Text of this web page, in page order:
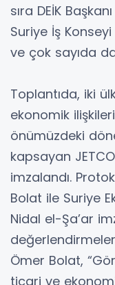
sıra DEİK
Suriye İş
ve çok sayıda
Toplantıda, iki
ekonomik
önümüzdeki
kapsayan
imzalandı.
Bolat ile Suriye
Nidal el-Şa’ar
Ömer Bolat,
ticari ve